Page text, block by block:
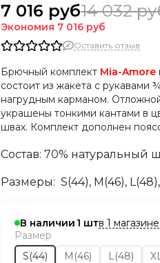
7 016 руб14 032
Экономия 7 016 руб
Оставить отзыв
Брючный комплект Mia-Amore
состоит из жакета с
нагрудным карманом.
украшены тонкими кантами в
швах. Комплект дополнен
Состав: 70% натуральный
Размеры: S(44), М(46),
В наличии 1
в 1 магазине
Размер
S(44)
M(46) L(48)